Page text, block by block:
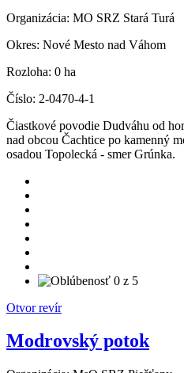
Organizácia: MO SRZ Stará Turá
Okres: Nové Mesto nad Váhom
Rozloha: 0 ha
Číslo: 2-0470-4-1
Čiastkové povodie Dudváhu od
nad obcou Čachtice po kamenný
osadou Topolecká - smer Grúnka.
Otvor revír
Modrovský potok